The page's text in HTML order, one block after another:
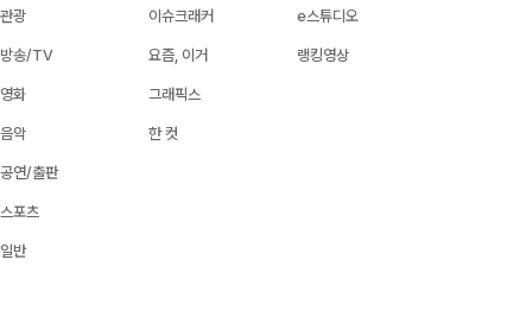
관광
방송/TV
영화
음악
공연/출판
스포츠
일반
이슈크래커
요즘, 이거
그래픽스
한 컷
e스튜디오
랭킹영상